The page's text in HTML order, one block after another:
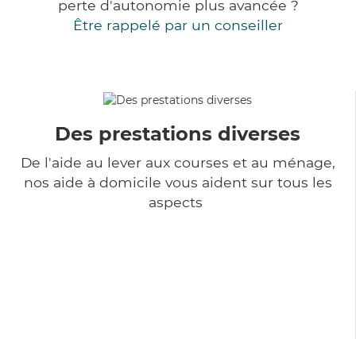
perte d'autonomie plus avancée ?
Être rappelé par un conseiller
Des prestations diverses
De l'aide au lever aux courses et au ménage,
nos aide à domicile vous aident sur tous les
aspects